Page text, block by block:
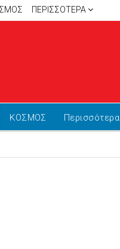
ΠΕΡΙΣΣΌΤΕΡΑ
ΚΟΣΜΟΣ Περισσότερα